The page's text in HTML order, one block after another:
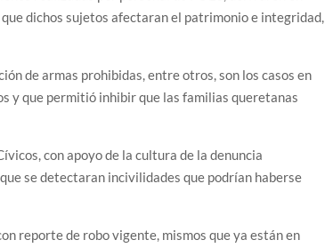
dichos sujetos afectaran el patrimonio e integridad,
de armas prohibidas, entre otros, son los casos en
y que permitió inhibir que las familias queretanas
con apoyo de la cultura de la denuncia
se detectaran incivilidades que podrían haberse
reporte de robo vigente, mismos que ya están en